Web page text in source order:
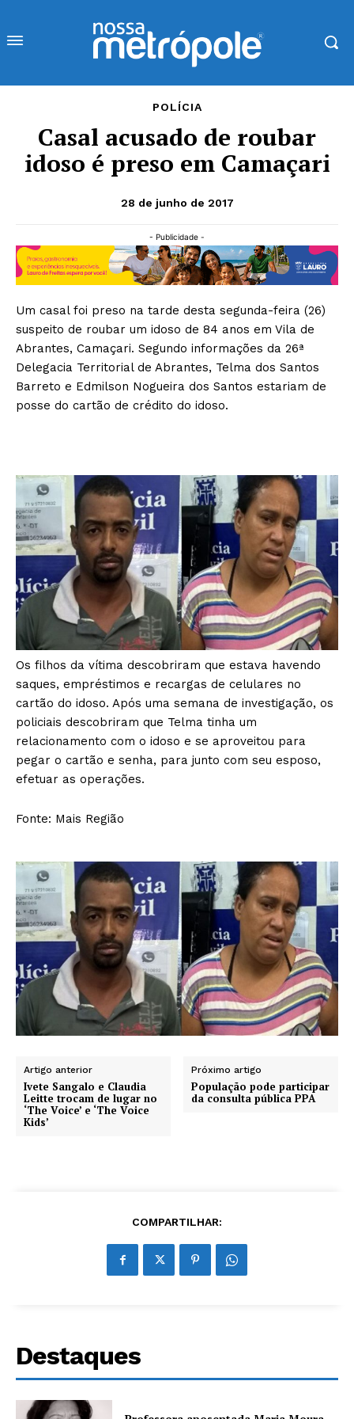
POLÍCIA
Casal acusado de roubar
idoso é preso em Camaçari
28 de junho de 2017
- Publicidade -
Um casal foi preso na tarde desta segunda-feira (26)
suspeito de roubar um idoso de 84 anos em Vila de
Abrantes, Camaçari. Segundo informações da 26ª
Delegacia Territorial de Abrantes, Telma dos Santos
Barreto e Edmilson Nogueira dos Santos estariam de
posse do cartão de crédito do idoso.
Os filhos da vítima descobriram que estava havendo
saques, empréstimos e recargas de celulares no
cartão do idoso. Após uma semana de investigação, os
policiais descobriram que Telma tinha um
relacionamento com o idoso e se aproveitou para
pegar o cartão e senha, para junto com seu esposo,
efetuar as operações.
Fonte: Mais Região
Artigo anterior
Ivete Sangalo e Claudia
Leitte trocam de lugar no
‘The Voice’ e ‘The Voice
Kids’
Próximo artigo
População pode participar
da consulta pública PPA
COMPARTILHAR:
Destaques